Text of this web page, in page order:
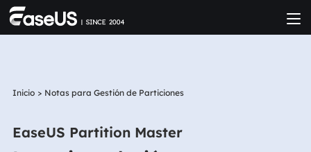
Inicio > Notas para Gestión de Particiones
EaseUS Partition Master